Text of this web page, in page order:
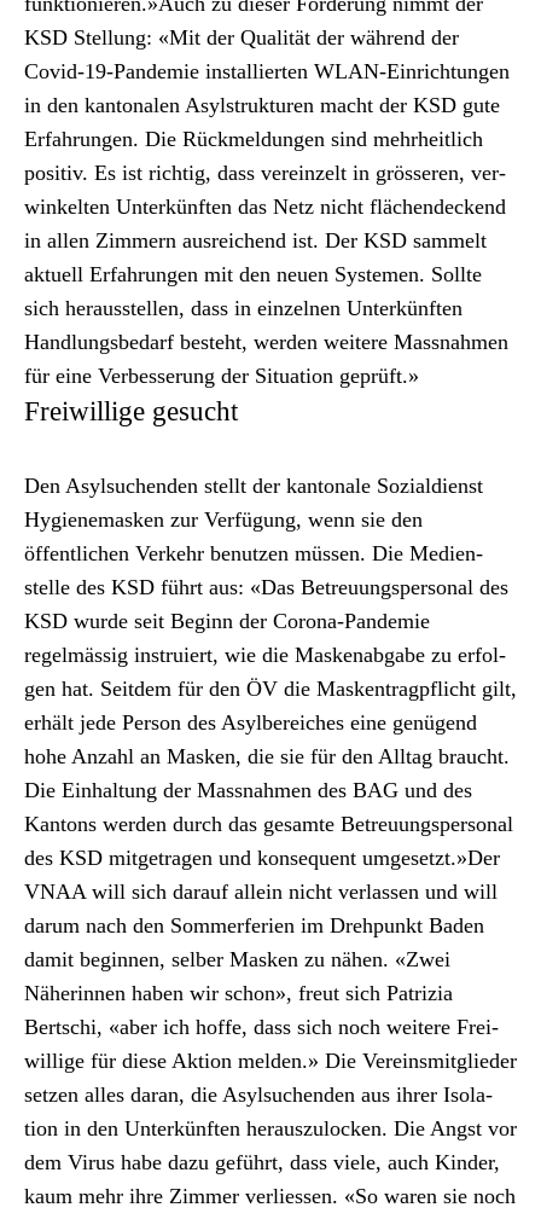
KSD Stel­lung: «Mit der Qual­ität der während der
Covid-19-Pan­demie instal­lierten WLAN-Ein­rich­tun­gen
in den kan­tonalen Asyl­struk­turen macht der KSD gute
Erfahrun­gen. Die Rück­mel­dun­gen sind mehrheitlich
pos­i­tiv. Es ist richtig, dass vere­inzelt in grösseren, ver­
winkel­ten Unterkün­ften das Netz nicht flächen­deck­end
in allen Zim­mern aus­re­ichend ist. Der KSD sam­melt
aktuell Erfahrun­gen mit den neuen Sys­te­men. Sollte
sich her­ausstellen, dass in einzel­nen Unterkün­ften
Hand­lungs­be­darf beste­ht, wer­den weit­ere Mass­nah­men
für eine Verbesserung der Sit­u­a­tion geprüft.»
Freiwillige gesucht
Den Asyl­suchen­den stellt der kan­tonale Sozial­dienst
Hygien­e­masken zur Ver­fü­gung, wenn sie den
öffentlichen Verkehr benutzen müssen. Die Medi­en­
stelle des KSD führt aus: «Das Betreu­ungsper­son­al des
KSD wurde seit Beginn der Coro­na-Pan­demie
regelmäs­sig instru­iert, wie die Masken­ab­gabe zu erfol­
gen hat. Seit­dem für den ÖV die Masken­tragpflicht gilt,
erhält jede Per­son des Asyl­bere­ich­es eine genü­gend
hohe Anzahl an Masken, die sie für den All­t­ag braucht.
Die Ein­hal­tung der Mass­nah­men des BAG und des
Kan­tons wer­den durch das gesamte Betreu­ungsper­son­al
des KSD mit­ge­tra­gen und kon­se­quent umge­set­zt.»Der
VNAA will sich darauf allein nicht ver­lassen und will
darum nach den Som­mer­fe­rien im Dreh­punkt Baden
damit begin­nen, sel­ber Masken zu nähen. «Zwei
Näherin­nen haben wir schon», freut sich Patrizia
Bertschi, «aber ich hoffe, dass sich noch weit­ere Frei­
willige für diese Aktion melden.» Die Vere­ins­mit­glieder
set­zen alles daran, die Asyl­suchen­den aus ihrer Iso­la­
tion in den Unterkün­ften her­auszu­lock­en. Die Angst vor
dem Virus habe dazu geführt, dass viele, auch Kinder,
kaum mehr ihre Zim­mer ver­liessen. «So waren sie noch